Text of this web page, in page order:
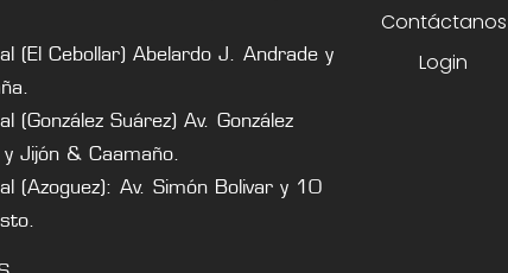
(El Cebollar) Abelardo J. Andrade y
(González Suárez) Av. González
Jijón & Caamaño.
(Azoguez): Av. Simón Bolivar y 10
Contáctanos
Login